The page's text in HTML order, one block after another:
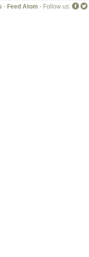
- Feed Atom - Follow us: